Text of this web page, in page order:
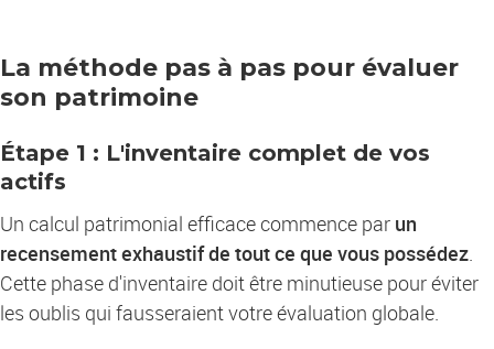
La méthode pas à pas pour évaluer
son patrimoine
Étape 1 : L'inventaire complet de vos
actifs
Un calcul patrimonial efficace commence par un
recensement exhaustif de tout ce que vous possédez.
Cette phase d'inventaire doit être minutieuse pour éviter
les oublis qui fausseraient votre évaluation globale.